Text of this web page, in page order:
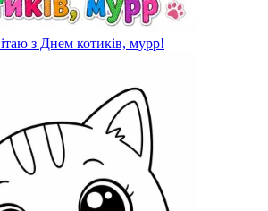
з Днем котиків, мурр!